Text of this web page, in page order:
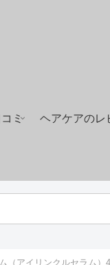
ミ ヘアケアのレ
（アイリンクルセラム）